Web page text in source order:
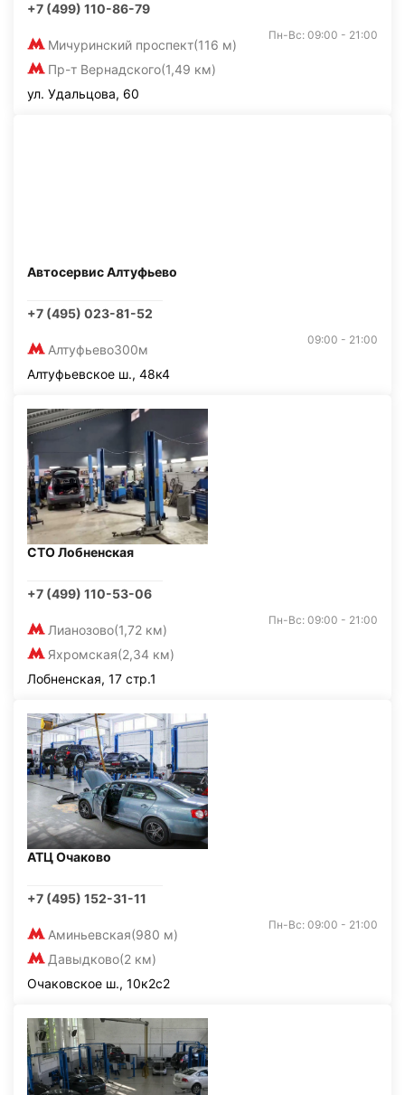
+7 (499) 110-86-79
Мичуринский проспект(116 м)
Пр-т Вернадского(1,49 км)
Пн-Вс: 09:00 - 21:00
ул. Удальцова, 60
Автосервис Алтуфьево
+7 (495) 023-81-52
Алтуфьево300м
09:00 - 21:00
Алтуфьевское ш., 48к4
СТО Лобненская
+7 (499) 110-53-06
Лианозово(1,72 км)
Яхромская(2,34 км)
Пн-Вс: 09:00 - 21:00
Лобненская, 17 стр.1
АТЦ Очаково
+7 (495) 152-31-11
Аминьевская(980 м)
Давыдково(2 км)
Пн-Вс: 09:00 - 21:00
Очаковское ш., 10к2с2